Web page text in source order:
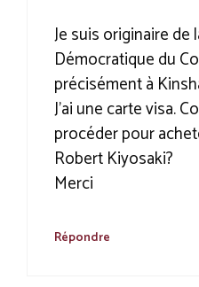
Je suis originaire de
Démocratique du
précisément à
J’ai une carte visa.
procéder pour
Robert Kiyosaki?
Merci
Répondre